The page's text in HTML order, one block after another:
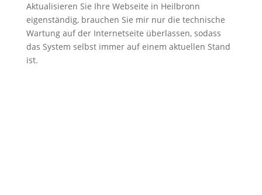
Aktualisieren Sie Ihre Webseite in Heilbronn
eigenständig, brauchen Sie mir nur die technische
Wartung auf der Internetseite überlassen, sodass
das System selbst immer auf einem aktuellen Stand
ist.